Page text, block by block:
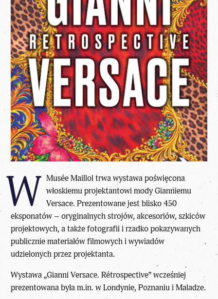
W Musée Maillol trwa wystawa poświęcona
włoskiemu projektantowi mody Gianniemu
Versace. Prezentowane jest blisko 450
eksponatów – oryginalnych strojów, akcesoriów, szkiców
projektowych, a także fotografii i rzadko pokazywanych
publicznie materiałów filmowych i wywiadów
udzielonych przez projektanta.
Wystawa „Gianni Versace. Rétrospective” wcześniej
prezentowana była m.in. w Londynie, Poznaniu i Maladze.